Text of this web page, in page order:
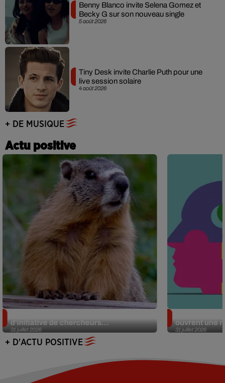
5 août 2026
Benny Blanco invite Selena Gomez et
Becky G sur son nouveau single
4 août 2026
Tiny Desk invite Charlie Puth pour une
live session solaire
+ DE MUSIQUE
Actu positive
31 juillet 2026
d’initiative de chercheurs...
31 juillet 2026
ouvrent une
+ D'ACTU POSITIVE